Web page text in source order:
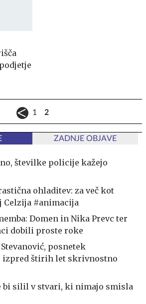
1 2
ZADNJE OBJAVE
številke policije kažejo
ohladitev: za več kot
Celzija #animacija
Domen in Nika Prevc ter
dobili proste roke
posnetek
izpred štirih let skrivnostno
bi silil v stvari, ki nimajo smisla